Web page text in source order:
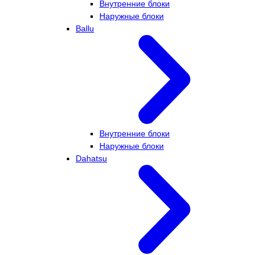
Внутренние блоки
Наружные блоки
Ballu
Внутренние блоки
Наружные блоки
Dahatsu